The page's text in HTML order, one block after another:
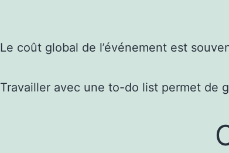
Le coût global de l’événement est
Travailler avec une to-do list permet de